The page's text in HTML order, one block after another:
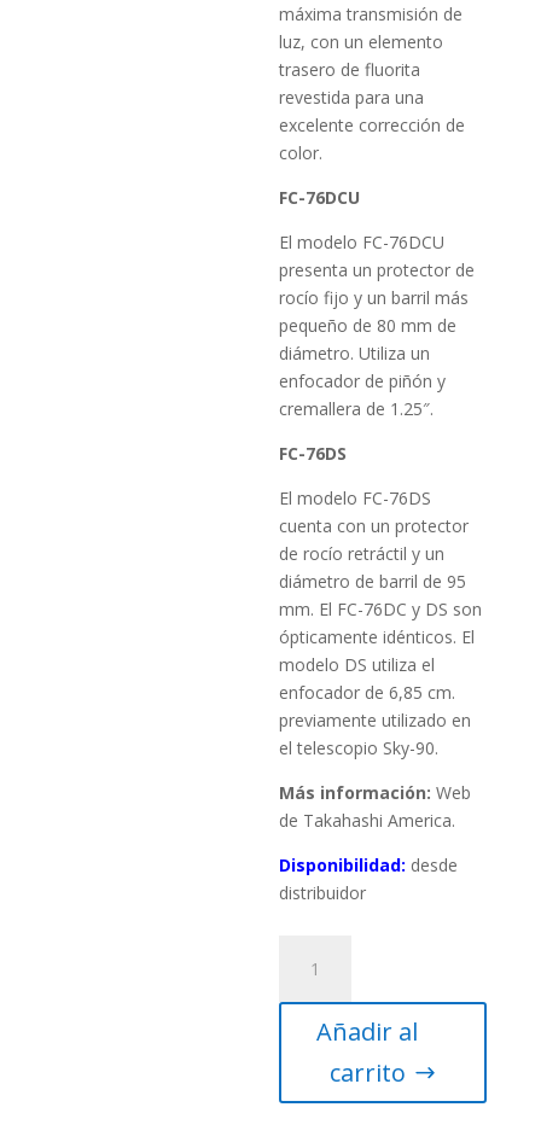
máxima transmisión de
luz, con un elemento
trasero de fluorita
revestida para una
excelente corrección de
color.
FC-76DCU
El modelo FC-76DCU
presenta un protector de
rocío fijo y un barril más
pequeño de 80 mm de
diámetro. Utiliza un
enfocador de piñón y
cremallera de 1.25″.
FC-76DS
El modelo FC-76DS
cuenta con un protector
de rocío retráctil y un
diámetro de barril de 95
mm. El FC-76DC y DS son
ópticamente idénticos. El
modelo DS utiliza el
enfocador de 6,85 cm.
previamente utilizado en
el telescopio Sky-90.
Más información: Web
de Takahashi America.
Disponibilidad: desde
distribuidor
óptico
Takahashi
Añadir al
carrito